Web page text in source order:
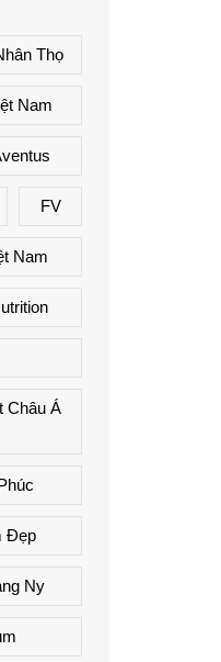
Thọ
Nam
FV
Nam
Châu Á
Đẹp
Ny